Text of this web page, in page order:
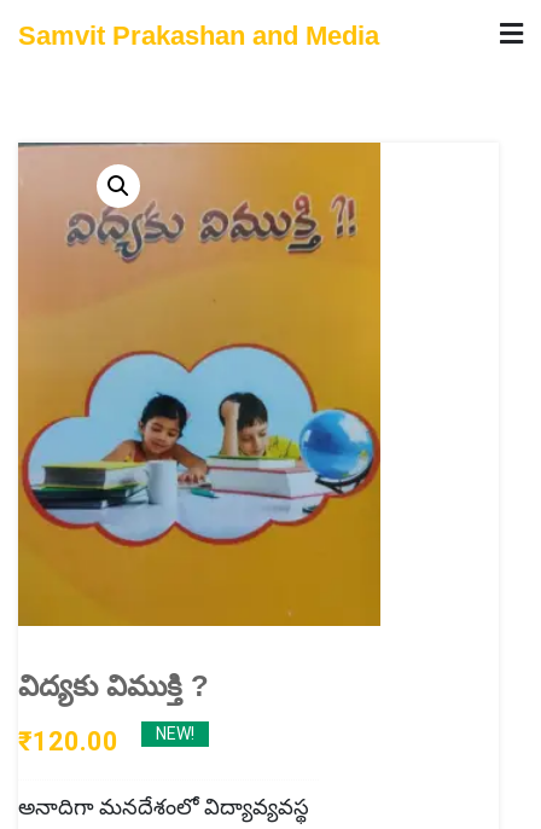
toSamvit Prakashan and Media
విద్యకు విముక్తి ?
₹120.00 NEW!
అనాదిగా మనదేశంలో విద్యావ్యవస్థ